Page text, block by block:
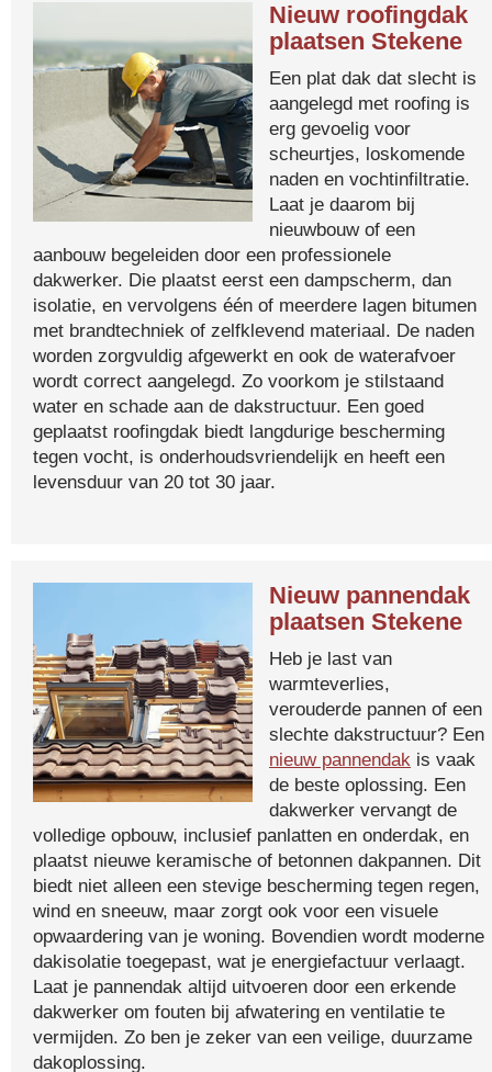
Nieuw roofingdak
plaatsen Stekene
Een plat dak dat slecht is
aangelegd met roofing is
erg gevoelig voor
scheurtjes, loskomende
naden en vochtinfiltratie.
Laat je daarom bij
nieuwbouw of een
aanbouw begeleiden door een professionele
dakwerker. Die plaatst eerst een dampscherm, dan
isolatie, en vervolgens één of meerdere lagen bitumen
met brandtechniek of zelfklevend materiaal. De naden
worden zorgvuldig afgewerkt en ook de waterafvoer
wordt correct aangelegd. Zo voorkom je stilstaand
water en schade aan de dakstructuur. Een goed
geplaatst roofingdak biedt langdurige bescherming
tegen vocht, is onderhoudsvriendelijk en heeft een
levensduur van 20 tot 30 jaar.
Nieuw pannendak
plaatsen Stekene
Heb je last van
warmteverlies,
verouderde pannen of een
slechte dakstructuur? Een
nieuw pannendak is vaak
de beste oplossing. Een
dakwerker vervangt de
volledige opbouw, inclusief panlatten en onderdak, en
plaatst nieuwe keramische of betonnen dakpannen. Dit
biedt niet alleen een stevige bescherming tegen regen,
wind en sneeuw, maar zorgt ook voor een visuele
opwaardering van je woning. Bovendien wordt moderne
dakisolatie toegepast, wat je energiefactuur verlaagt.
Laat je pannendak altijd uitvoeren door een erkende
dakwerker om fouten bij afwatering en ventilatie te
vermijden. Zo ben je zeker van een veilige, duurzame
dakoplossing.